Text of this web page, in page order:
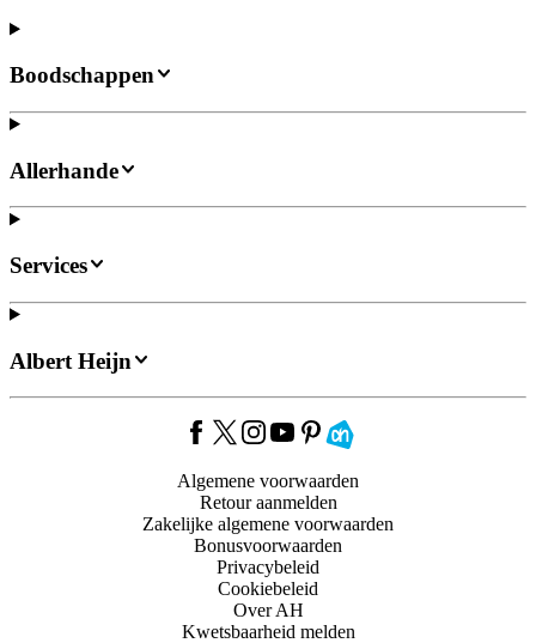
Boodschappen
Allerhande
Services
Albert Heijn
Algemene voorwaarden
Retour aanmelden
Zakelijke algemene voorwaarden
Bonusvoorwaarden
Privacybeleid
Cookiebeleid
Over AH
Kwetsbaarheid melden